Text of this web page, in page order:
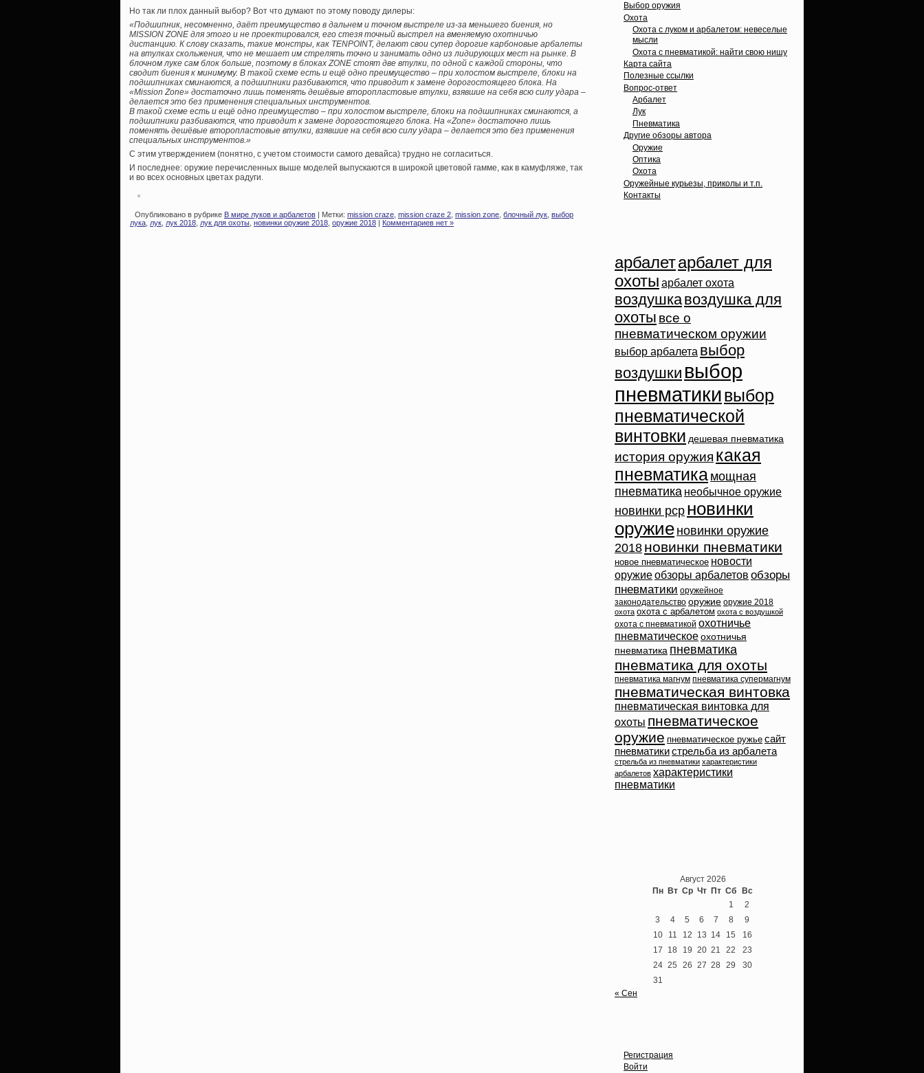
Но так ли плох данный выбор? Вот что думают по этому поводу дилеры:
«Подшипник, несомненно, даёт преимущество в дальнем и точном выстреле из-за меньшего биения, но
MISSION ZONE для этого и не проектировался, его стезя точный выстрел на вменяемую охотничью
дистанцию. К слову сказать, такие монстры, как TENPOINT, делают свои супер дорогие карбоновые арбалеты
на втулках скольжения, что не мешает им стрелять точно и занимать одно из лидирующих мест на рынке. В
блочном луке сам блок больше, поэтому в блоках ZONE стоят две втулки, по одной с каждой стороны, что
сводит биения к минимуму. В такой схеме есть и ещё одно преимущество – при холостом выстреле, блоки на
подшипниках сминаются, а подшипники разбиваются, что приводит к замене дорогостоящего блока. На
«Mission Zone» достаточно лишь поменять дешёвые второпластовые втулки, взявшие на себя всю силу удара –
делается это без применения специальных инструментов.
В такой схеме есть и ещё одно преимущество – при холостом выстреле, блоки на подшипниках сминаются, а
подшипники разбиваются, что приводит к замене дорогостоящего блока. На «Zone» достаточно лишь
поменять дешёвые второпластовые втулки, взявшие на себя всю силу удара – делается это без применения
специальных инструментов.»
С этим утверждением (понятно, с учетом стоимости самого девайса) трудно не согласиться.
И последнее: оружие перечисленных выше моделей выпускаются в широкой цветовой гамме, как в камуфляже, так
и во всех основных цветах радуги.
Опубликовано в рубрике В мире луков и арбалетов | Метки: mission craze mission craze 2 mission zone блочный лук выбор
лука лук лук 2018 лук для охоты новинки оружие 2018 оружие 2018 Комментариев нет »
Выбор оружия
Охота
Охота с луком и арбалетом: невеселые
мысли
Охота с пневматикой: найти свою нишу
Карта сайта
Полезные ссылки
Вопрос-ответ
Арбалет
Лук
Пневматика
Другие обзоры автора
Оружие
Оптика
Охота
Оружейные курьезы, приколы и т.п.
Контакты
арбалетарбалет для
охоты арбалет охота
воздушкавоздушка для
охоты все о
пневматическом оружии
выбор арбалета выбор
воздушки выбор
пневматикивыбор
пневматической
винтовки дешевая пневматика
история оружия какая
пневматика мощная
пневматика необычное оружие
новинки pcp новинки
оружие новинки оружие
2018 новинки пневматики
новое пневматическое новости
оружиеобзоры арбалетов обзоры
пневматики оружейное
законодательство оружие оружие 2018
охота охота с арбалетом охота с воздушкой
охота с пневматикой охотничье
пневматическое охотничья
пневматика пневматика
пневматика для охоты
пневматика магнум пневматика супермагнум
пневматическая винтовка
пневматическая винтовка для
охоты пневматическое
оружие пневматическое ружье сайт
пневматикистрельба из арбалета
стрельба из пневматики характеристики
арбалетов характеристики
пневматики
Август 2026
Пн Вт Ср Чт Пт Сб Вс
1
2
3
4 5 6 7 8
9
10
11 12 13 14 15
16
17
18 19 20 21 22
23
24 25 26 27 28 29
30
31
« Сен
Регистрация
Войти